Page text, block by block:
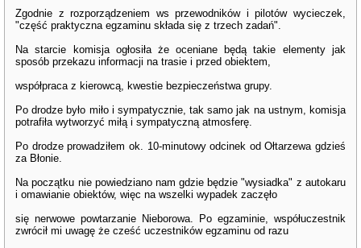
Zgodnie z rozporządzeniem ws przewodników i pilotów wycieczek,
"część praktyczna egzaminu składa się z trzech zadań".
Na starcie komisja ogłosiła że oceniane będą takie elementy jak
sposób przekazu informacji na trasie i przed obiektem,
współpraca z kierowcą, kwestie bezpieczeństwa grupy.
Po drodze było miło i sympatycznie, tak samo jak na ustnym, komisja
potrafiła wytworzyć miłą i sympatyczną atmosferę.
Po drodze prowadziłem ok. 10-minutowy odcinek od Ołtarzewa gdzieś
za Błonie.
Na początku nie powiedziano nam gdzie będzie "wysiadka" z autokaru
i omawianie obiektów, więc na wszelki wypadek zaczęło
się nerwowe powtarzanie Nieborowa. Po egzaminie, współuczestnik
zwrócił mi uwagę że cześć uczestników egzaminu od razu